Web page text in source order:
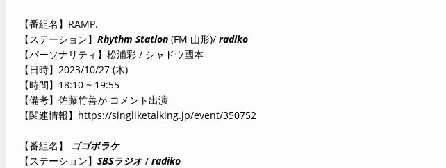
【番組名】RAMP.
【ステーション】 Rhythm Station(FM 山形)/ radiko
【パーソナリティ】松浦彩 / シャドウ國本
【日時】2023/10/27 (木)
【時間】18:10 ~ 19:55
【備考】佐藤竹善が コメント出演
【関連情報】 https://singliketalking.jp/event/350752
【番組名】
ゴゴボラケ
【ステーション】 SBSラジオ/ radiko